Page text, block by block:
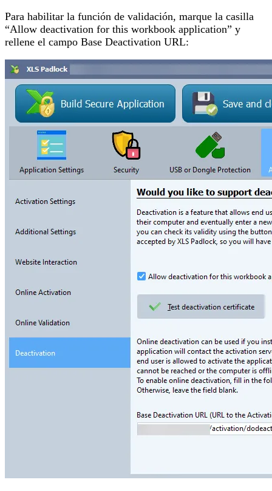
Para habilitar la función de validación, marque la casilla
“Allow deactivation for this workbook application” y
rellene el campo Base Deactivation URL: